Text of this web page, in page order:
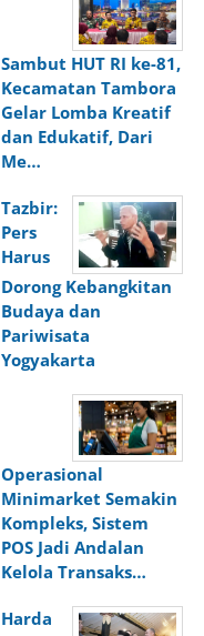
Sambut HUT RI ke-81,
Kecamatan Tambora
Gelar Lomba Kreatif
dan Edukatif, Dari
Me…
Tazbir:
Pers
Harus
Dorong Kebangkitan
Budaya dan
Pariwisata
Yogyakarta
Operasional
Minimarket Semakin
Kompleks, Sistem
POS Jadi Andalan
Kelola Transaks…
Harda